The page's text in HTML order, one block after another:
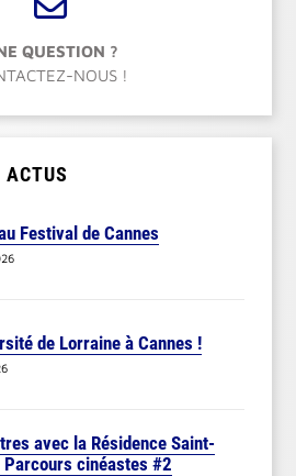
QUESTION ?
NOUS !
ACTUS
Festival de Cannes
de Lorraine à Cannes !
avec la Résidence Saint-
Parcours cinéastes #2